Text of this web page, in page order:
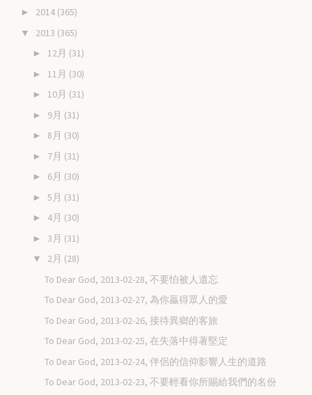
► 2014 (365)
▼ 2013 (365)
► 12月 (31)
► 11月 (30)
► 10月 (31)
► 9月 (31)
► 8月 (30)
► 7月 (31)
► 6月 (30)
► 5月 (31)
► 4月 (30)
► 3月 (31)
▼ 2月 (28)
To Dear God, 2013-02-28, 不要怕被人遺忘
To Dear God, 2013-02-27, 為你贏得眾人的愛
To Dear God, 2013-02-26, 接待異鄉的客旅
To Dear God, 2013-02-25, 在失落中得著堅定
To Dear God, 2013-02-24, 伴侶的信仰影響人生的道路
To Dear God, 2013-02-23, 不要輕看你所賜給我們的名份